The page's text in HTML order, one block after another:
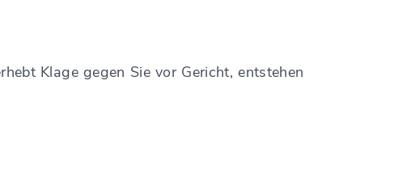
Klage gegen Sie vor Gericht, entstehen